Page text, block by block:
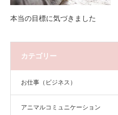
本当の目標に気づきました
カテゴリー
お仕事（ビジネス）
アニマルコミュニケーション